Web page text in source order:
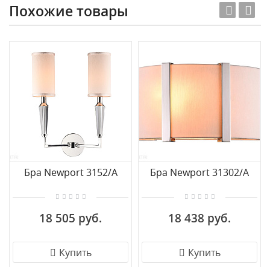
Похожие товары
Бра Newport 3152/A
18 505 руб.
Купить
Бра Newport 31302/A
18 438 руб.
Купить